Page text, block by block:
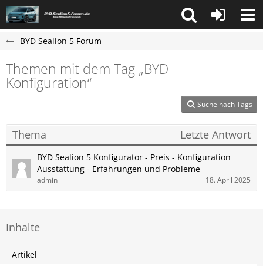
BYD Sealion 5 Forum
Themen mit dem Tag „BYD
Konfiguration“
Suche nach Tags
Thema Letzte Antwort
BYD Sealion 5 Konfigurator - Preis - Konfiguration
Ausstattung - Erfahrungen und Probleme
admin 18. April 2025
Inhalte
Artikel